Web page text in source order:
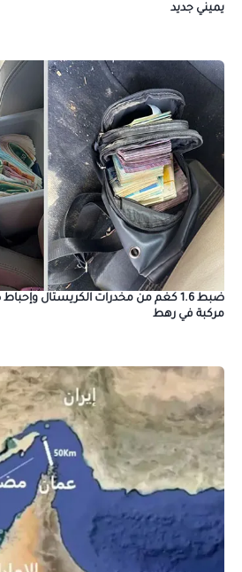
يميني جديد
ضبط 1.6 كغم من مخدرات الكريستال
مركبة في رهط